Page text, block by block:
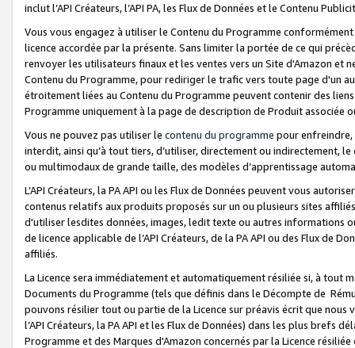
inclut l’API Créateurs, l’API PA, les Flux de Données et le Contenu
Vous vous engagez à utiliser le Contenu du Programme
licence accordée par la présente. Sans limiter la portée de ce qui
renvoyer les utilisateurs finaux et les ventes vers un Site d'Amazon et
Contenu du Programme, pour rediriger le trafic vers toute page d'un
étroitement liées au Contenu du Programme peuvent contenir des
Programme uniquement à la page de description de Produit associée
Vous ne pouvez pas utiliser le contenu du programme pour
interdit, ainsi qu’à tout tiers, d’utiliser, directement ou indirectement,
ou multimodaux de grande taille, des modèles d’apprentissage
L’API Créateurs, la PA API ou les Flux de Données peuvent vous
contenus relatifs aux produits proposés sur un ou plusieurs sites
d'utiliser lesdites données, images, ledit texte ou autres informations
de licence applicable de l’API Créateurs, de la PA API ou des Flux de
affiliés.
La Licence sera immédiatement et automatiquement résiliée si, à
Documents du Programme (tels que définis dans le Décompte de
pouvons résilier tout ou partie de la Licence sur préavis écrit que
l’API Créateurs, la PA API et les Flux de Données) dans les plus
Programme et des Marques d'Amazon concernés par la Licence